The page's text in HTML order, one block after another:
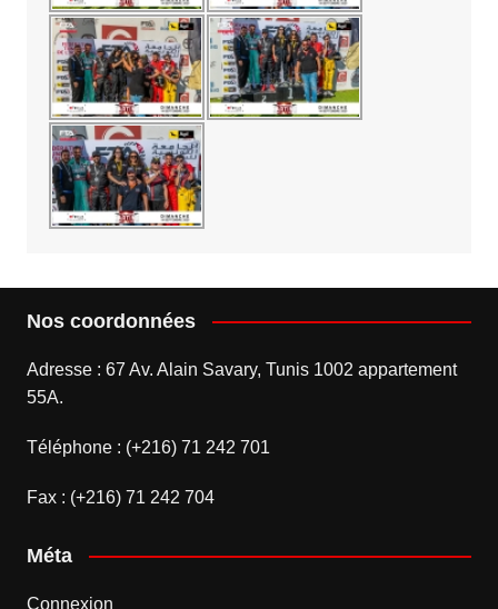
Nos coordonnées
Adresse : 67 Av. Alain Savary, Tunis 1002 appartement
55A.
Téléphone : (+216) 71 242 701
Fax : (+216) 71 242 704
Méta
Connexion